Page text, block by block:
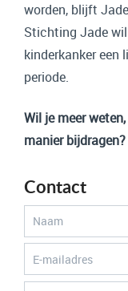
worden, blijft
Stichting Jade
kinderkanker een
periode.
Wil je meer
manier
Contact